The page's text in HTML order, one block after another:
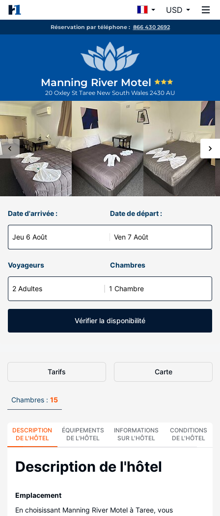
USD
Réservation par téléphone : 866 430 2692
Manning River Motel
20 Oxley St Taree New South Wales 2430 AU
Date d'arrivée :
Jeu 6 Août
Date de départ :
Ven 7 Août
Voyageurs Chambres
2 Adultes 1 Chambre
Vérifier la disponibilité
Tarifs Carte
Chambres : 15
DESCRIPTION
DE L'HÔTEL
ÉQUIPEMENTS
DE L'HÔTEL
INFORMATIONS
SUR L'HÔTEL
CONDITIONS
DE L'HÔTEL
Description de l'hôtel
Emplacement
En choisissant Manning River Motel à Taree, vous